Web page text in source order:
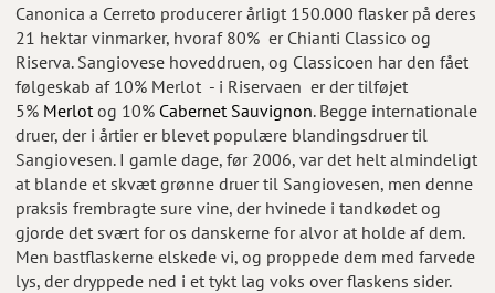
Canonica a Cerreto producerer årligt 150.000 flasker på deres
21 hektar vinmarker, hvoraf 80% er Chianti Classico og
Riserva. Sangiovese hoveddruen, og Classicoen har den fået
følgeskab af 10% Merlot - i Riservaen er der tilføjet
5% Merlot og 10% Cabernet Sauvignon. Begge internationale
druer, der i årtier er blevet populære blandingsdruer til
Sangiovesen. I gamle dage, før 2006, var det helt almindeligt
at blande et skvæt grønne druer til Sangiovesen, men denne
praksis frembragte sure vine, der hvinede i tandkødet og
gjorde det svært for os danskerne for alvor at holde af dem.
Men bastflaskerne elskede vi, og proppede dem med farvede
lys, der dryppede ned i et tykt lag voks over flaskens sider.